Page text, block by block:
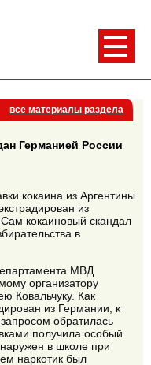
все материалы раздела
Германией России
кокаина из Аргентины
из
кокаиновый скандал
в
МВД
организатору
Ковальчуку. Как
из Германии, к
обратилась
получила особый
в школе при
наркотик был